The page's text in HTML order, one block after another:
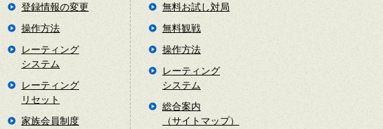
登録情報の変更
操作方法
レーティング
システム
レーティング
リセット
家族会員制度
無料お試し対局
無料観戦
操作方法
レーティング
システム
総合案内
（サイトマップ）